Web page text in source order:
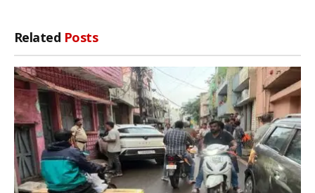
Related Posts